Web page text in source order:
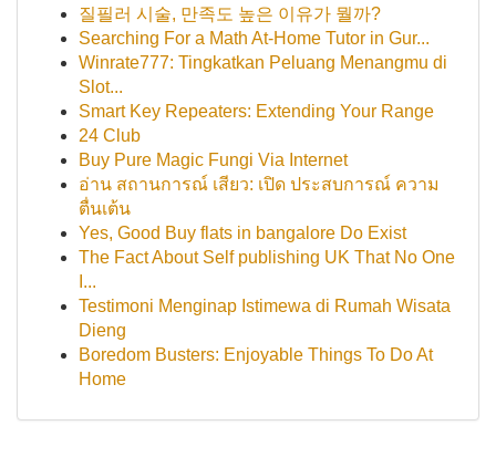
질필러 시술, 만족도 높은 이유가 뭘까?
Searching For a Math At-Home Tutor in Gur...
Winrate777: Tingkatkan Peluang Menangmu di
Slot...
Smart Key Repeaters: Extending Your Range
24 Club
Buy Pure Magic Fungi Via Internet
อ่าน สถานการณ์ เสียว: เปิด ประสบการณ์ ความ
ตื่นเต้น
Yes, Good Buy flats in bangalore Do Exist
The Fact About Self publishing UK That No One
I...
Testimoni Menginap Istimewa di Rumah Wisata
Dieng
Boredom Busters: Enjoyable Things To Do At
Home